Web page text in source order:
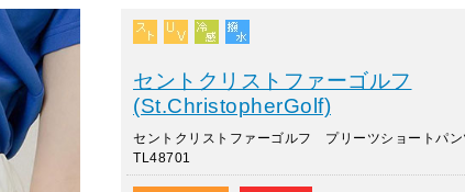
セントクリストファーゴルフ
(St.ChristopherGolf)
セントクリストファーゴルフ プリーツショートパ
TL48701